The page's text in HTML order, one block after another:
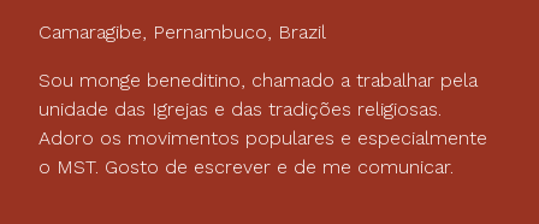
Camaragibe, Pernambuco, Brazil
Sou monge beneditino, chamado a trabalhar pela
unidade das Igrejas e das tradições religiosas.
Adoro os movimentos populares e especialmente
o MST. Gosto de escrever e de me comunicar.